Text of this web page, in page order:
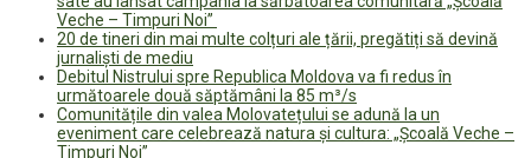
Veche – Timpuri Noi”
20 de tineri din mai multe colțuri ale țării, pregătiți să devină
jurnaliști de mediu
Debitul Nistrului spre Republica Moldova va fi redus în
următoarele două săptămâni la 85 m³/s
Comunitățile din valea Molovatețului se adună la un
eveniment care celebrează natura și cultura: „Școală Veche –
Timpuri Noi”